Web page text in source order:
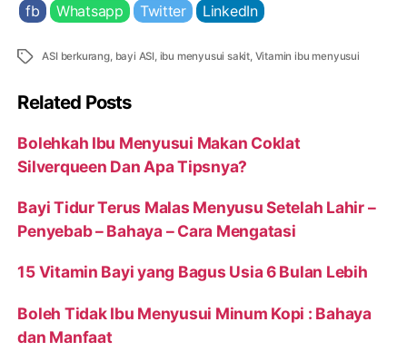
fb Whatsapp Twitter LinkedIn
Tags ASI berkurang, bayi ASI, ibu menyusui sakit, Vitamin ibu menyusui
Related Posts
Bolehkah Ibu Menyusui Makan Coklat
Silverqueen Dan Apa Tipsnya?
Bayi Tidur Terus Malas Menyusu Setelah Lahir –
Penyebab – Bahaya – Cara Mengatasi
15 Vitamin Bayi yang Bagus Usia 6 Bulan Lebih
Boleh Tidak Ibu Menyusui Minum Kopi : Bahaya
dan Manfaat